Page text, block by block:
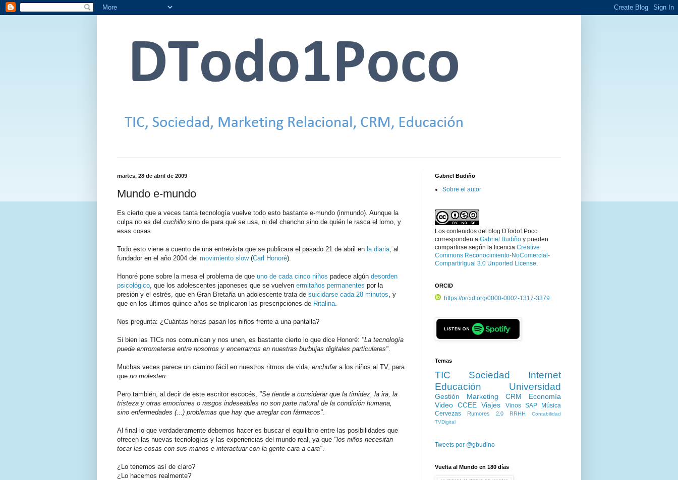
martes, 28 de abril de 2009
Mundo e-mundo
Es cierto que a veces tanta tecnología vuelve todo esto bastante e-mundo (inmundo). Aunque la
culpa no es del cuchillo sino de para qué se usa, ni del chancho sino de quién le rasca el lomo, y
esas cosas.
Todo esto viene a cuento de una entrevista que se publicara el pasado 21 de abril en la diaria , al
fundador en el año 2004 del movimiento slow(Carl Honoré).
Honoré pone sobre la mesa el problema de que uno de cada cinco niños padece algún desorden
psicológico , que los adolescentes japoneses que se vuelven ermitaños permanentes por la
presión y el estrés, que en Gran Bretaña un adolescente trata de suicidarse cada 28 minutos , y
que en los últimos quince años se triplicaron las prescripciones de Ritalina
Nos pregunta: ¿Cuántas horas pasan los niños frente a una pantalla?
Si bien las TICs nos comunican y nos unen, es bastante cierto lo que dice Honoré: "La tecnología
puede entrometerse entre nosotros y encerrarnos en nuestras burbujas digitales particulares"
Muchas veces parece un camino fácil en nuestros ritmos de vida, enchufara los niños al TV, para
que no molesten
Pero también, al decir de este escritor escocés, "Se tiende a considerar que la timidez, la ira, la
tristeza y otras emociones o rasgos indeseables no son parte natural de la condición humana,
sino enfermedades (...) problemas que hay que arreglar con fármacos"
Al final lo que verdaderamente debemos hacer es buscar el equilibrio entre las posibilidades que
ofrecen las nuevas tecnologías y las experiencias del mundo real, ya que "los niños necesitan
tocar las cosas con sus manos e interactuar con la gente cara a cara"
¿Lo tenemos así de claro?
¿Lo hacemos realmente?
Gabriel Budiño
Sobre el autor
Los contenidos del blog DTodo1Poco
corresponden a Gabriel Budiño y pueden
compartirse según la licencia Creative
Commons Reconocimiento-NoComercial-
CompartirIgual 3.0 Unported License.
ORCID
https://orcid.org/0000-0002-1317-3379
Temas
TIC Sociedad
Internet
Educación
Universidad
Gestión Marketing CRM
Economía
Video CCEE Viajes Vinos SAP
Música
Cervezas
Rumores 2.0 RRHH
Contabilidad
TVDigital
Tweets por @gbudino
Vuelta al Mundo en 180 días